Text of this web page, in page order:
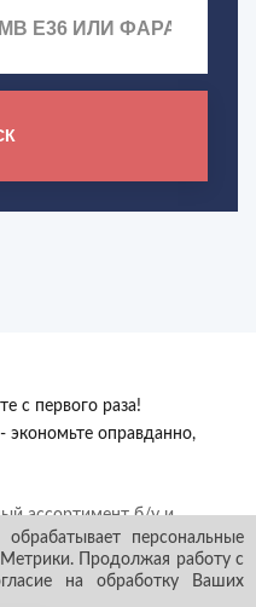
с первого раза!
экономьте оправданно,
ассортимент б/у и
с гарантией в наличии и
персональные
Продолжая работу с
на обработку Ваших